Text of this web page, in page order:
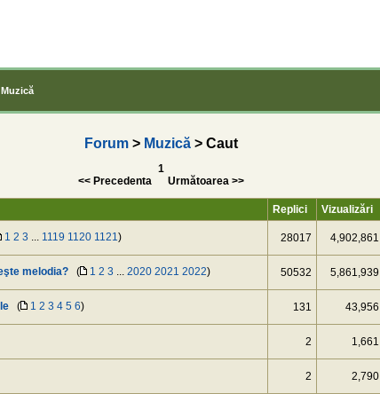
Muzică
Forum> Muzică> Caut
1
<< Precedenta
Următoarea >>
Replici Vizualizări
1 2 3 1119 1120 1121 ) 28017 4,902,861
melodia? ( 1 2 3 2020 2021 2022) 50532 5,861,939
( 1 2 3 4 5 6) 131 43,956
2 1,661
2 2,790